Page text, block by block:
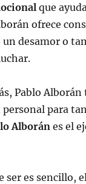
que
ofrece
un desamor o
Pablo
personal para
Alborán es el
ser es sencillo,